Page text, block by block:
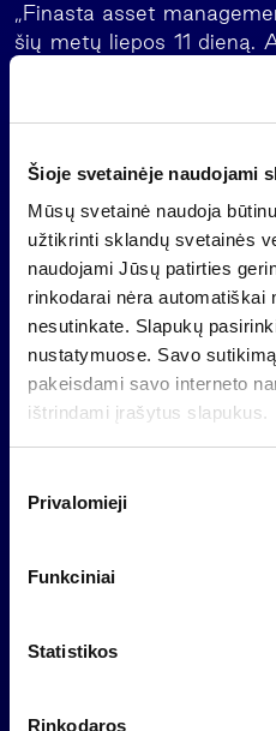
Šioje svetainėje naudojami
Mūsų svetainė naudoja
užtikrinti sklandų svetainės
naudojami Jūsų patirties
rinkodarai nėra automatiškai
nesutinkate. Slapukų
nustatymuose. Savo
pakeisdami savo interneto
ištrindami įrašytus slapukus.
Privalomieji
Funkciniai
Statistikos
Rinkodaros
„Finasta asset
šių metų liepos 11 dieną.
procentų „Finasta asset
Naujienos
2026 07 28